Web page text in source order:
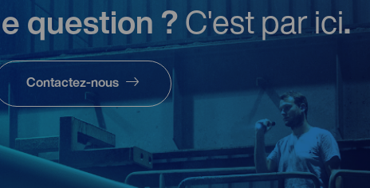
question ? C'est par ici.
Contactez-nous